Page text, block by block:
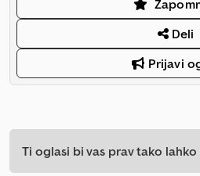
Deli
Prijavi
Ti oglasi bi vas prav tako lahko